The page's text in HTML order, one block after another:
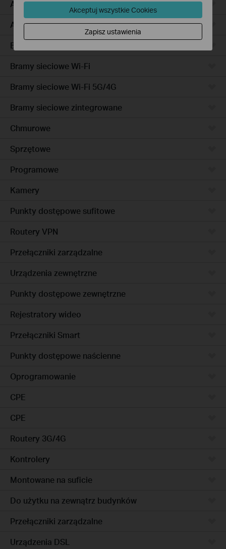
Access Pro
Access
Bramy sieciowe przewodowe
Bramy sieciowe Wi-Fi
Bramy sieciowe Wi-Fi 5G/4G
Bramy sieciowe zintegrowane
Chmurowe
Sprzętowe
Programowe
Kamery
Punkty dostępowe sufitowe
Routery VPN
Przełączniki zarządzalne
Urządzenia zewnętrzne
Punkty dostępowe zewnętrzne
Rejestratory wideo
Przełączniki Smart
Punkty dostępowe naścienne
Oprogramowanie
CPE
CPE
Routery 3G/4G
Kontrolery
Montowane na suficie
Do użytku na zewnątrz budynków
Przełączniki zarządzalne
Urządzenia DSL
Akceptuj wszystkie Cookies
Zapisz ustawienia